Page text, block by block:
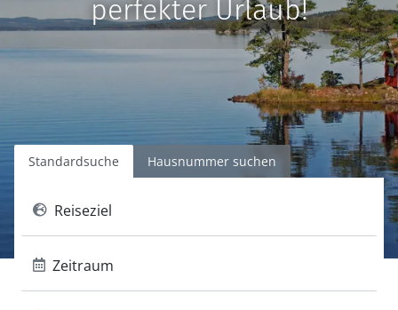
perfekter Urlaub!
Standardsuche Hausnummer suchen
Reiseziel
Zeitraum